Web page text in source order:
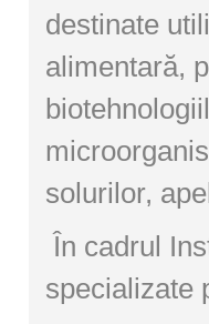
destinate
alimentară,
solurilor,
În cadrul
specializate